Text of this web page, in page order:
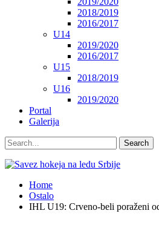
2018/2019
2016/2017
U14
2019/2020
2016/2017
U15
2018/2019
U16
2019/2020
Portal
Galerija
Home
Ostalo
IHL U19: Crveno-beli poraženi